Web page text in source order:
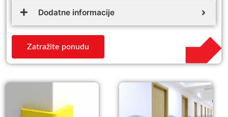
Dodatne informacije
Zatražite ponudu